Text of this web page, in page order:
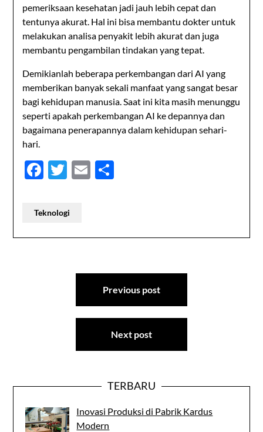
pemeriksaan kesehatan jadi jauh lebih cepat dan
tentunya akurat. Hal ini bisa membantu dokter untuk
melakukan analisa penyakit lebih akurat dan juga
membantu pengambilan tindakan yang tepat.
Demikianlah beberapa perkembangan dari AI yang
memberikan banyak sekali manfaat yang sangat besar
bagi kehidupan manusia. Saat ini kita masih menunggu
seperti apakah perkembangan AI ke depannya dan
bagaimana penerapannya dalam kehidupan sehari-
hari.
Facebook
Twitter
Email
Teknologi
Previous post
Next post
TERBARU
Inovasi Produksi di Pabrik Kardus
Modern